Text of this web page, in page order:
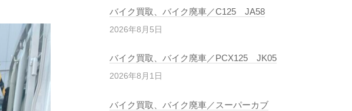
バイク買取、バイク廃車／C125 JA58
2026年8月5日
バイク買取、バイク廃車／PCX125 JK05
2026年8月1日
バイク買取、バイク廃車／スーパーカブ